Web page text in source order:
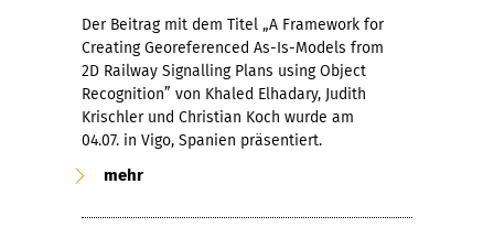
Der Beitrag mit dem Titel „A Framework for
Creating Georeferenced As-Is-Models from
2D Railway Signalling Plans using Object
Recognition” von Khaled Elhadary, Judith
Krischler und Christian Koch wurde am
04.07. in Vigo, Spanien präsentiert.
mehr